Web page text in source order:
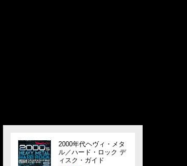
2000年代ヘヴィ・メタ
ル／ハード・ロック デ
ィスク・ガイド